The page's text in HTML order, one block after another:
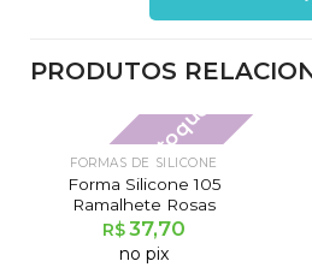
PRODUTOS
Fora de estoque
FORMAS DE SILICONE
Forma Silicone 105
Ramalhete Rosas
R$37,70
no pix